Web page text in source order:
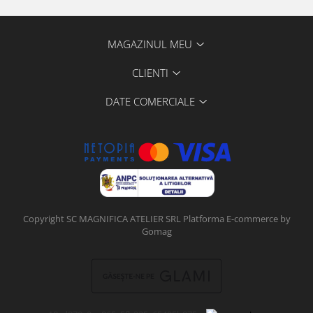
MAGAZINUL MEU
CLIENTI
DATE COMERCIALE
Copyright SC MAGNIFICA ATELIER SRL Platforma E-commerce by
Gomag